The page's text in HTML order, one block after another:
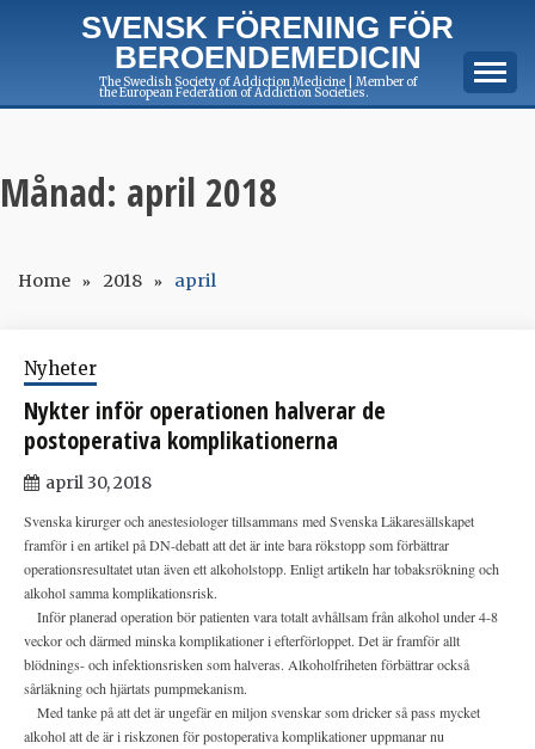
SVENSK FÖRENING FÖR
BEROENDEMEDICIN
The Swedish Society of Addiction Medicine | Member of
the European Federation of Addiction Societies.
Månad: april 2018
Home 2018 april
Nyheter
Nykter inför operationen halverar de
postoperativa komplikationerna
april 30, 2018
Svenska kirurger och anestesiologer tillsammans med Svenska Läkaresällskapet
framför i en artikel på DN-debatt att det är inte bara rökstopp som förbättrar
operationsresultatet utan även ett alkoholstopp. Enligt artikeln har tobaksrökning och
alkohol samma komplikationsrisk.
Inför planerad operation bör patienten vara totalt avhållsam från alkohol under 4-8
veckor och därmed minska komplikationer i efterförloppet. Det är framför allt
blödnings- och infektionsrisken som halveras. Alkoholfriheten förbättrar också
sårläkning och hjärtats pumpmekanism.
Med tanke på att det är ungefär en miljon svenskar som dricker så pass mycket
alkohol att de är i riskzonen för postoperativa komplikationer uppmanar nu